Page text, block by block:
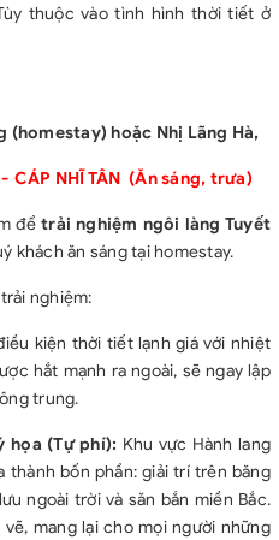
thuộc vào tình hình thời tiết ở
(homestay) hoặc Nhị Lãng Hà,
- CÁP NHĨ TÂN (Ăn sáng, trưa)
để trải nghiệm ngôi làng Tuyết
khách ăn sáng tại homestay.
nghiệm:
kiện thời tiết lạnh giá với nhiệt
hắt mạnh ra ngoài, sẽ ngay lập
trung.
họa (Tự phí): Khu vực Hành lang
thành bốn phần: giải trí trên băng
ngoài trời và săn bắn miền Bắc.
mang lại cho mọi người những